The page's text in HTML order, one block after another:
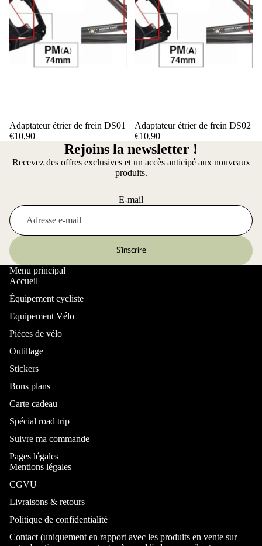
Adaptateur étrier de frein DS01
€10,90
Adaptateur étrier de frein DS02
€10,90
Rejoins la newsletter !
Recevez des offres exclusives et un accès anticipé aux nouveaux
produits.
E-mail
S’inscrire
Menu principal
Accueil
Équipement cycliste
Equipement Vélo
Pièces de vélo
Outillage
Stickers
Bons plans
Carte cadeau
Spécial road trip
Suivre ma commande
Pages légales
Mentions légales
CGVU
Livraisons & retours
Politique de confidentialité
Contact (uniquement en rapport avec les produits en vente sur